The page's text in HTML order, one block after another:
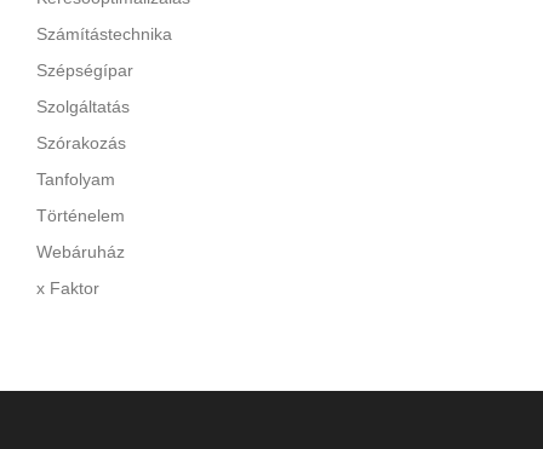
Számítástechnika
Szépségípar
Szolgáltatás
Szórakozás
Tanfolyam
Történelem
Webáruház
x Faktor